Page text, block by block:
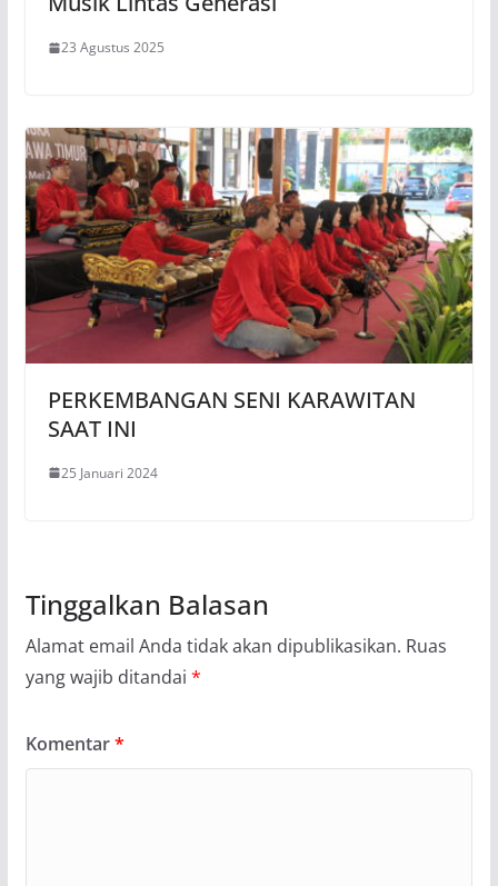
23 Agustus 2025
PERKEMBANGAN SENI KARAWITAN
SAAT INI
25 Januari 2024
Tinggalkan Balasan
Alamat email Anda tidak akan dipublikasikan. Ruas
yang wajib ditandai *
Komentar*